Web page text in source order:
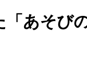
あそび